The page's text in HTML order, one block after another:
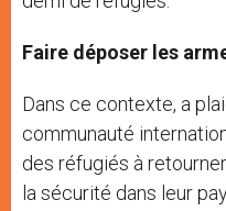
Faire déposer les
Dans ce contexte, a
communauté
des réfugiés à
la sécurité dans leur